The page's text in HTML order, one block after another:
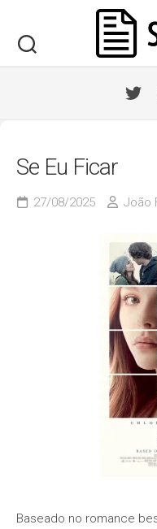
content
Se Eu Ficar
27/08/2025 João
Baseado no romance